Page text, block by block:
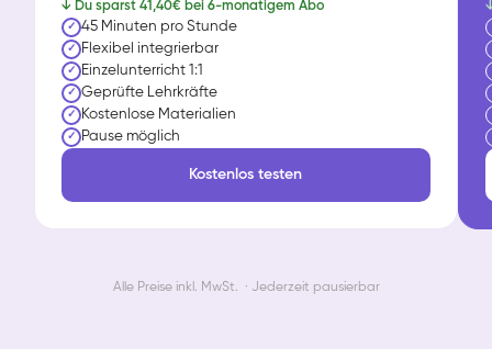
↓ Du sparst 41,40€ bei 6-monatigem Abo
✓ 45 Minuten pro Stunde
✓ Flexibel integrierbar
✓ Einzelunterricht 1:1
✓ Geprüfte Lehrkräfte
✓ Kostenlose Materialien
✓ Pause möglich
Kostenlos testen
Alle Preise inkl. MwSt. · Jederzeit pausierbar